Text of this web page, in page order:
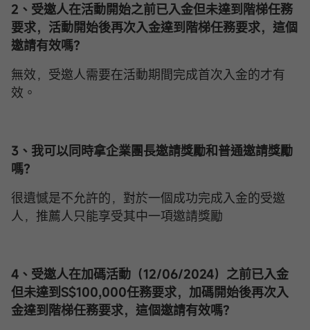
2、受邀人在活動開始之前已入金但未達到階梯任務
要求，活動開始後再次入金達到階梯任務要求，這個
邀請有效嗎？
無效，受邀人需要在活動期間完成首次入金的才有
效。
3、我可以同時拿企業團長邀請獎勵和普通邀請獎勵
嗎？
很遺憾是不允許的，對於一個成功完成入金的受邀
人，推薦人只能享受其中一項邀請獎勵
4、受邀人在加碼活動（12/06/2024）之前已入金
但未達到S$100,000任務要求，加碼開始後再次入
金達到階梯任務要求，這個邀請有效嗎？